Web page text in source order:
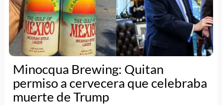
Minocqua Brewing: Quitan
permiso a cervecera que celebraba
muerte de Trump